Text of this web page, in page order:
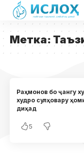
Метка:
Раҳмонов бо ҷангу
худро сулҳовару
диҳад
5